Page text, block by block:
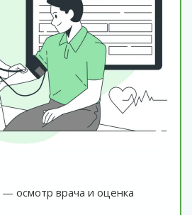
— осмотр врача и оценка